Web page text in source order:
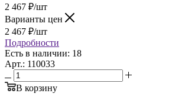
2 467 ₽/шт
Варианты цен
2 467 ₽/шт
Подробности
Есть в наличии: 18
Арт.: 110033
В корзину